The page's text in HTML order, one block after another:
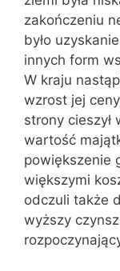
zakończeniu
było
innych form
W kraju
wzrost jej
strony cieszył
wartość
powiększenie
większymi
odczuli także
wyższy